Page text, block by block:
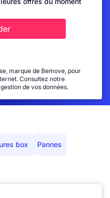
marque de Bemove, pour
Consultez notre
de vos données.
box Pannes